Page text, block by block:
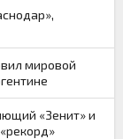
мировой
«Зенит» и